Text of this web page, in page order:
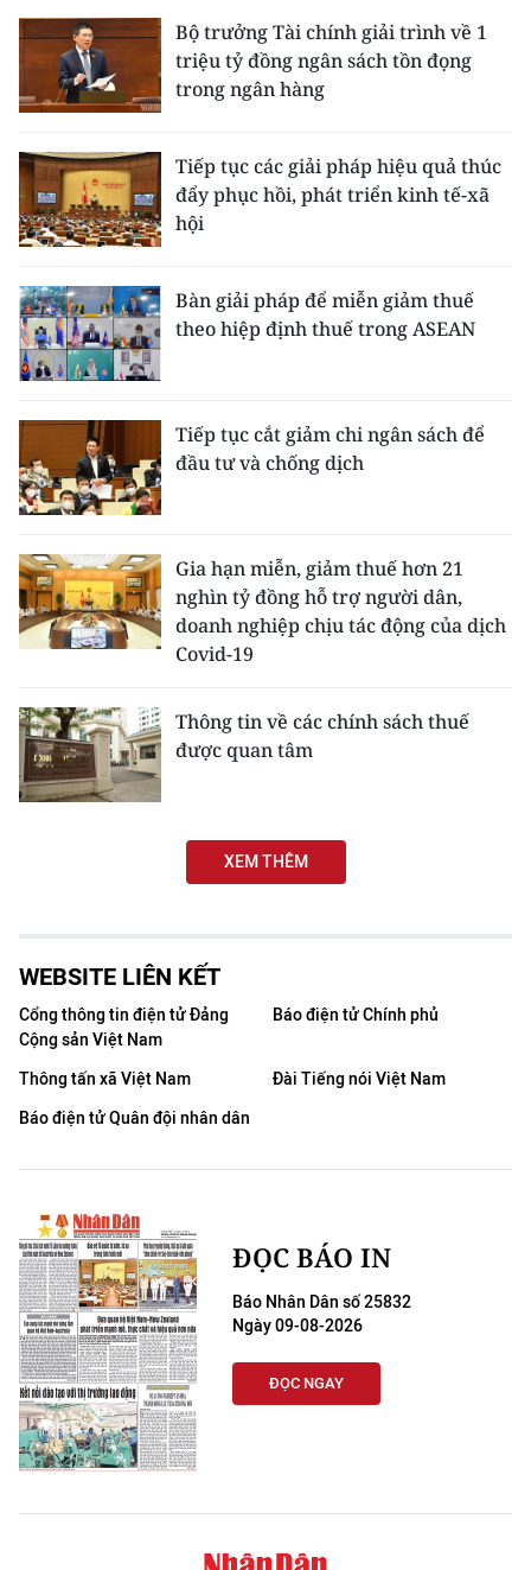
MỘT SẢN PHẨM
RADIO
MEDIA CENTER
E-Magazine
Video
Media Chính trị
Media Kinh tế
Media Xã hội
Media Pháp luật
Media Du lịch
Media Thế giới
Media Giáo dục
Media Y tế
Media Môi trường
Infographic
TIN ĐỊA PHƯƠNG
Trung du và miền núi phía Bắc
Đồng bằng sông Hồng
Bắc Trung Bộ
Duyên hải Nam Trung Bộ và Tây
Nguyên
Đông Nam Bộ
Đồng bằng sông Cửu Long
Chuyên trang Hà Nội
Bộ trưởng Tài chính giải trình về 1
triệu tỷ đồng ngân sách tồn đọng
trong ngân hàng
Tiếp tục các giải pháp hiệu quả thúc
đẩy phục hồi, phát triển kinh tế-xã
hội
Bàn giải pháp để miễn giảm thuế
theo hiệp định thuế trong ASEAN
Tiếp tục cắt giảm chi ngân sách để
đầu tư và chống dịch
Gia hạn miễn, giảm thuế hơn 21
nghìn tỷ đồng hỗ trợ người dân,
doanh nghiệp chịu tác động của dịch
Covid-19
Thông tin về các chính sách thuế
được quan tâm
XEM THÊM
WEBSITE LIÊN KẾT
Cổng thông tin điện tử Đảng
Cộng sản Việt Nam
Báo điện tử Chính phủ
Thông tấn xã Việt Nam
Đài Tiếng nói Việt Nam
Báo điện tử Quân đội nhân dân
ĐỌC BÁO IN
Báo Nhân Dân số 25832
Ngày 09-08-2026
ĐỌC NGAY